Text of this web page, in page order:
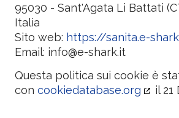
95030 - Sant'Agata Li Battati
Italia
Sito web: https://sanita.e-
Email: ti.krahs-e@ofni
Questa politica sui cookie è
con cookiedatabase.org il 21